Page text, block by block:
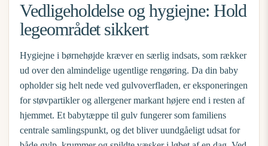
Vedligeholdelse og hygiejne: Hold
legeområdet sikkert
Hygiejne i børnehøjde kræver en særlig indsats, som rækker
ud over den almindelige ugentlige rengøring. Da din baby
opholder sig helt nede ved gulvoverfladen, er eksponeringen
for støvpartikler og allergener markant højere end i resten af
hjemmet. Et babytæppe til gulv fungerer som familiens
centrale samlingspunkt, og det bliver uundgåeligt udsat for